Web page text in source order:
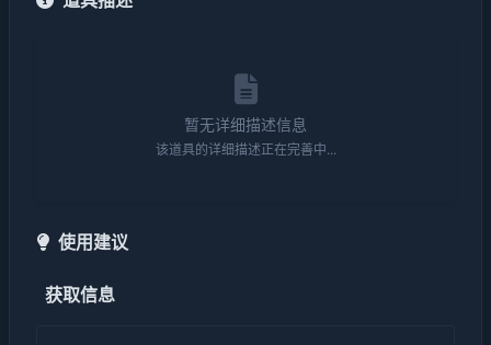
暂无详细描述信息
该道具的详细描述正在完善中...
使用建议
获取信息